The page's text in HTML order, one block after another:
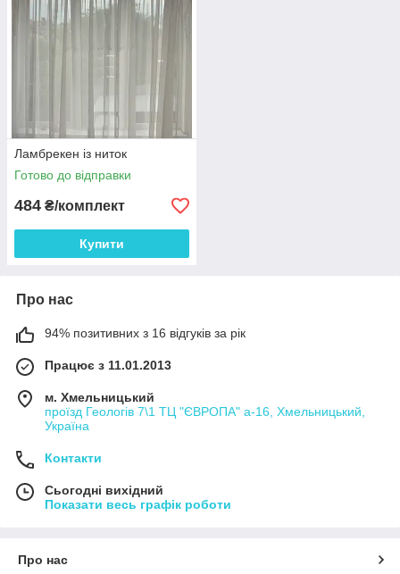
Ламбрекен із ниток
Готово до відправки
484 ₴/комплект
Купити
Про нас
94% позитивних з 16 відгуків за рік
Працює з 11.01.2013
м. Хмельницький
проїзд Геологів 7\1 ТЦ "ЄВРОПА" а-16, Хмельницький,
Україна
Контакти
Сьогодні вихідний
Показати весь графік роботи
Про нас